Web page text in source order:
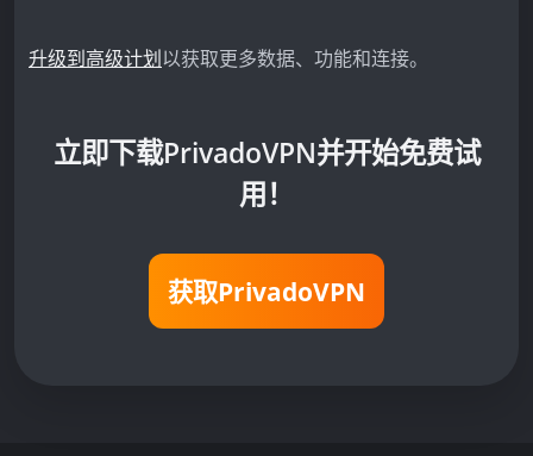
升级到高级计划以获取更多数据、功能和连接。
立即下载PrivadoVPN并开始免费试
用！
获取PrivadoVPN